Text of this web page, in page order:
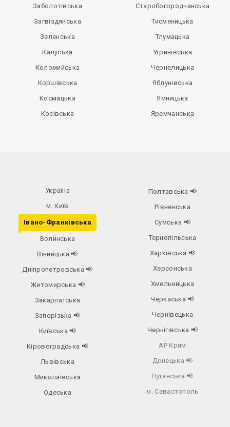
Заболотівська
Загвіздянська
Зеленська
Калуська
Коломийська
Коршівська
Космацька
Косівська
Старобогородчанська
Тисменицька
Тлумацька
Угринівська
Чернелицька
Яблунівська
Ямницька
Яремчанська
Україна
м. Київ
Івано-Франківська
Волинська
Вінницька📢
Дніпропетровська📢
Житомирська 📢
Закарпатська
Запорізька 📢
Київська📢
Кіровоградська 📢
Львівська
Миколаївська
Одеська
Полтавська 📢
Рівненська
Сумська 📢
Тернопільська
Харківська 📢
Херсонська
Хмельницька
Черкаська📢
Чернівецька
Чернігівська 📢
АР Крим
Донецька 📢
Луганська 📢
м. Севастополь